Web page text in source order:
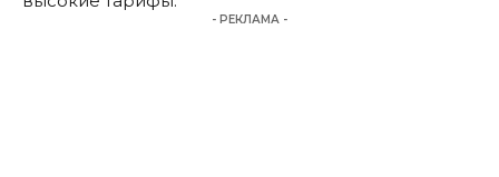
- РЕКЛАМА -